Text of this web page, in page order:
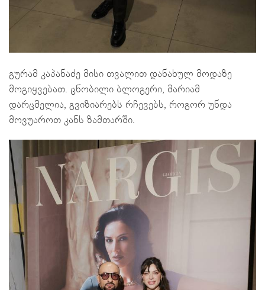
გურამ კაპანაძე მისი თვალით დანახულ მოდაზე
მოგიყვებათ. ცნობილი ბლოგერი, მარიამ
დარცმელია, გვიზიარებს რჩევებს, როგორ უნდა
მოვუაროთ კანს ზამთარში.